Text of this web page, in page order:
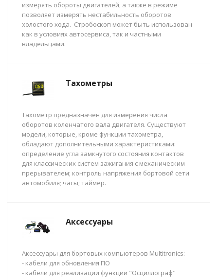
измерять обороты двигателей, а также в режиме
позволяет измерять нестабильность оборотов
холостого хода. Стробоскоп может быть использован
как в условиях автосервиса, так и частными
владельцами.
Тахометры
Тахометр предназначен для измерения числа
оборотов коленчатого вала двигателя. Существуют
модели, которые, кроме функции тахометра,
обладают дополнительными характеристиками:
определение угла замкнутого состояния контактов
для классических систем зажигания с механическим
прерывателем; контроль напряжения бортовой сети
автомобиля; часы; таймер.
Аксессуары
Аксессуары для бортовых компьютеров Multitronics:
- кабели для обновления ПО
- кабели для реализации функции "Осциллограф"